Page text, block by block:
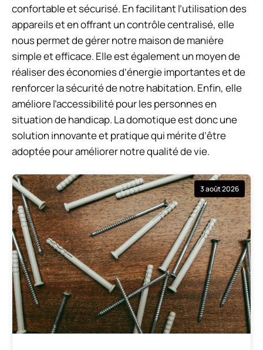
confortable et sécurisé. En facilitant l’utilisation des
appareils et en offrant un contrôle centralisé, elle
nous permet de gérer notre maison de manière
simple et efficace. Elle est également un moyen de
réaliser des économies d’énergie importantes et de
renforcer la sécurité de notre habitation. Enfin, elle
améliore l’accessibilité pour les personnes en
situation de handicap. La domotique est donc une
solution innovante et pratique qui mérite d’être
adoptée pour améliorer notre qualité de vie.
3 août 2026